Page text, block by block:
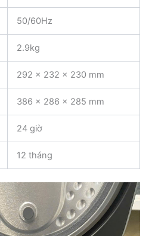
50/60Hz
2.9kg
292 x 232 x 230 mm
386 x 286 x 285 mm
24 giờ
12 tháng